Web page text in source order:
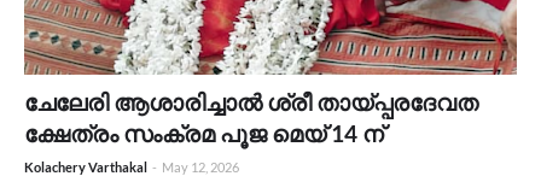
ചേലേരി ആശാരിച്ചാൽ ശ്രീ തായ്പ്പരദേവത
ക്ഷേത്രം സംക്രമ പൂജ മെയ് 14 ന്
Kolachery Varthakal - May 12, 2026